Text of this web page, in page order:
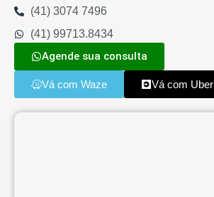
(41) 3074 7496
(41) 99713.8434
Agende sua consulta
Vá com Waze Vá com Uber